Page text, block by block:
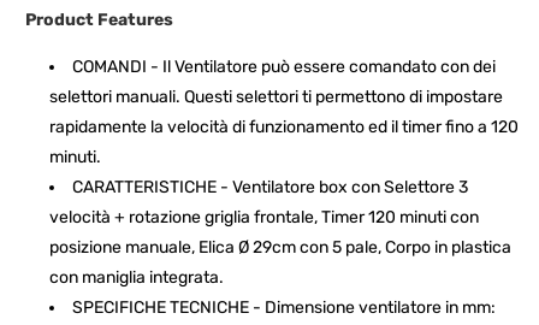
Product Features
COMANDI - Il Ventilatore può essere comandato con dei
selettori manuali. Questi selettori ti permettono di impostare
rapidamente la velocità di funzionamento ed il timer fino a 120
minuti.
CARATTERISTICHE - Ventilatore box con Selettore 3
velocità + rotazione griglia frontale, Timer 120 minuti con
posizione manuale, Elica Ø 29cm con 5 pale, Corpo in plastica
con maniglia integrata.
SPECIFICHE TECNICHE - Dimensione ventilatore in mm: